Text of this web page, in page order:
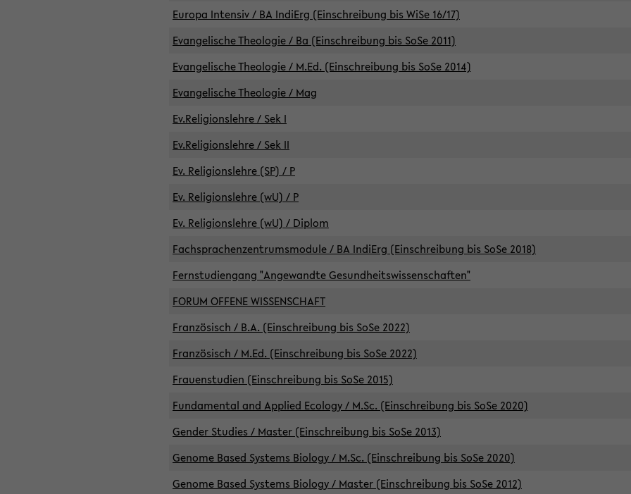
Europa Intensiv / BA IndiErg (Einschreibung bis WiSe 16/17)
Evangelische Theologie / Ba (Einschreibung bis SoSe 2011)
Evangelische Theologie / M.Ed. (Einschreibung bis SoSe 2014)
Evangelische Theologie / Mag
Ev.Religionslehre / Sek I
Ev.Religionslehre / Sek II
Ev. Religionslehre (SP) / P
Ev. Religionslehre (wU) / P
Ev. Religionslehre (wU) / Diplom
Fachsprachenzentrumsmodule / BA IndiErg (Einschreibung bis SoSe 2018)
Fernstudiengang "Angewandte Gesundheitswissenschaften"
FORUM OFFENE WISSENSCHAFT
Französisch / B.A. (Einschreibung bis SoSe 2022)
Französisch / M.Ed. (Einschreibung bis SoSe 2022)
Frauenstudien (Einschreibung bis SoSe 2015)
Fundamental and Applied Ecology / M.Sc. (Einschreibung bis SoSe 2020)
Gender Studies / Master (Einschreibung bis SoSe 2013)
Genome Based Systems Biology / M.Sc. (Einschreibung bis SoSe 2020)
Genome Based Systems Biology / Master (Einschreibung bis SoSe 2012)